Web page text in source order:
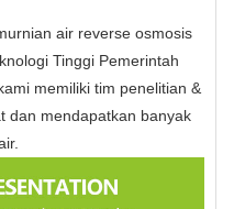
air reverse osmosis
Tinggi Pemerintah
memiliki tim penelitian &
dan mendapatkan banyak